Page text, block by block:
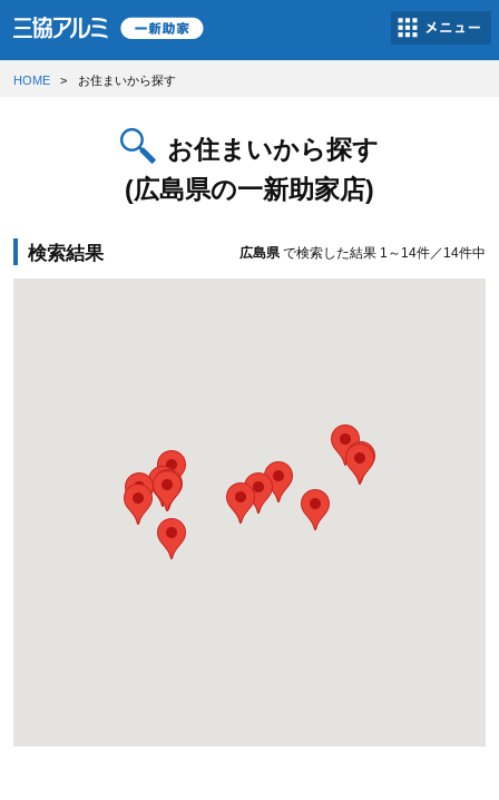
HOME お住まいから探す
お住まいから探す
(広島県の一新助家店)
検索結果 広島県で検索した結果 1～14件／14件中